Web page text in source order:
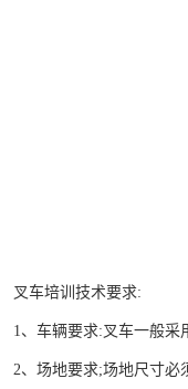
叉车培训技术要求:
1、车辆要求:叉车一般采
2、场地要求;场地尺寸